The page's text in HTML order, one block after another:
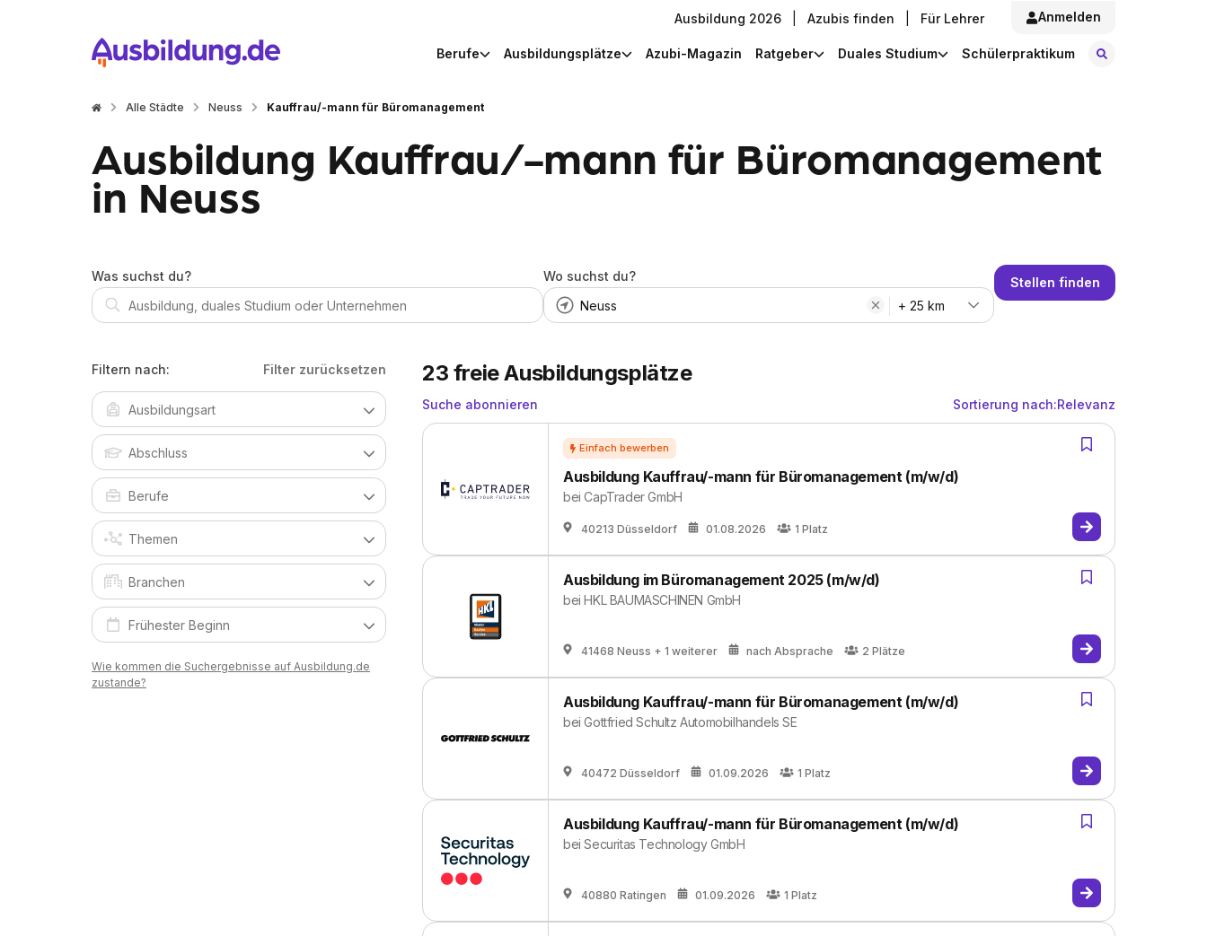
Ausbildung 2026 Azubis finden Für Lehrer Anmelden
Berufe Ausbildungsplätze Azubi-Magazin Ratgeber Duales Studium Schülerpraktikum
Alle Städte Neuss Kauffrau/-mann für Büromanagement
Ausbildung Kauffrau/-mann für Büromanagement
in Neuss
Was suchst du?
Wo suchst du?
+ 25 km
Stellen finden
Filtern nach: Filter zurücksetzen
Wie kommen die Suchergebnisse auf Ausbildung.de
zustande?
23 freie Ausbildungsplätze
Suche abonnieren Sortierung nach:Relevanz
Ausbildung Kauffrau/-mann für Büromanagement (m/w/d)
beiCapTrader GmbH
40213 Düsseldorf 01.08.2026 1 Platz
Ausbildung im Büromanagement 2025 (m/w/d)
beiHKL BAUMASCHINEN GmbH
41468 Neuss + 1 weiterer nach Absprache 2 Plätze
Ausbildung Kauffrau/-mann für Büromanagement (m/w/d)
beiGottfried Schultz Automobilhandels SE
40472 Düsseldorf 01.09.2026 1 Platz
Ausbildung Kauffrau/-mann für Büromanagement (m/w/d)
beiSecuritas Technology GmbH
40880 Ratingen 01.09.2026 1 Platz